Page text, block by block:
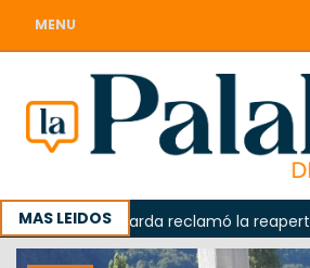
MENU
MAS LEIDOS
Odarda reclamó la reapertura